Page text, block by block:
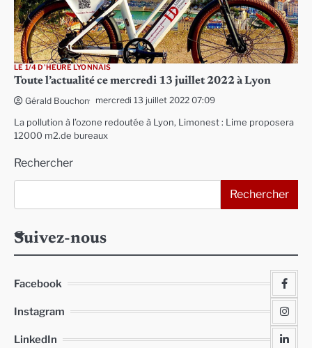
LE 1/4 D'HEURE LYONNAIS
Toute l’actualité ce mercredi 13 juillet 2022 à Lyon
Gérald Bouchon mercredi 13 juillet 2022 07:09
La pollution à l’ozone redoutée à Lyon, Limonest : Lime proposera
12000 m2.de bureaux
Rechercher
Rechercher
Suivez-nous
Facebook
Instagram
LinkedIn